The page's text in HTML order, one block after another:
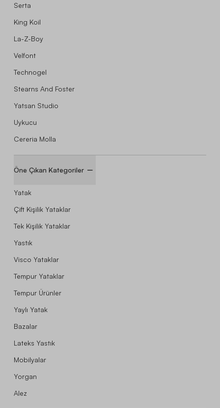
Serta
King Koil
La-Z-Boy
Velfont
Technogel
Stearns And Foster
Yatsan Studio
Uykucu
Cereria Molla
Öne Çıkan Kategoriler
Yatak
Çift Kişilik Yataklar
Tek Kişilik Yataklar
Yastık
Visco Yataklar
Tempur Yataklar
Tempur Ürünler
Yaylı Yatak
Bazalar
Lateks Yastık
Mobilyalar
Yorgan
Alez